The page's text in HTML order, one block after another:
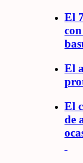
El
El
El
de